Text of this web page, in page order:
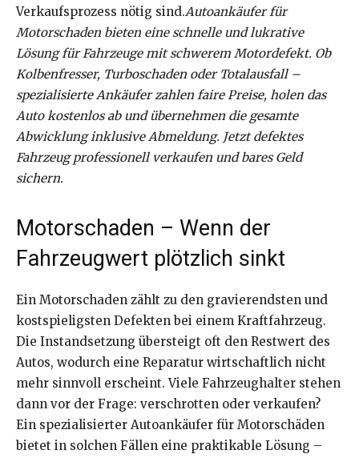
Verkaufsprozess nötig sind.Autoankäufer für
Motorschaden bieten eine schnelle und lukrative
Lösung für Fahrzeuge mit schwerem Motordefekt. Ob
Kolbenfresser, Turboschaden oder Totalausfall –
spezialisierte Ankäufer zahlen faire Preise, holen das
Auto kostenlos ab und übernehmen die gesamte
Abwicklung inklusive Abmeldung. Jetzt defektes
Fahrzeug professionell verkaufen und bares Geld
sichern.
Motorschaden – Wenn der
Fahrzeugwert plötzlich sinkt
Ein Motorschaden zählt zu den gravierendsten und
kostspieligsten Defekten bei einem Kraftfahrzeug.
Die Instandsetzung übersteigt oft den Restwert des
Autos, wodurch eine Reparatur wirtschaftlich nicht
mehr sinnvoll erscheint. Viele Fahrzeughalter stehen
dann vor der Frage: verschrotten oder verkaufen?
Ein spezialisierter Autoankäufer für Motorschäden
bietet in solchen Fällen eine praktikable Lösung –